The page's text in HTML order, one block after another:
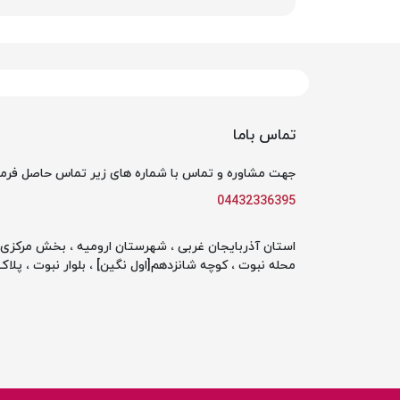
تماس باما
جهت مشاوره و تماس با شماره های زیر تماس حاصل
04432336395
استان آذربایجان غربی ، شهرستان ارومیه ، بخش
محله نبوت ، کوچه شانزدهم[اول نگین] ، بلوار نبوت ، پلاک 142 ، طبقه